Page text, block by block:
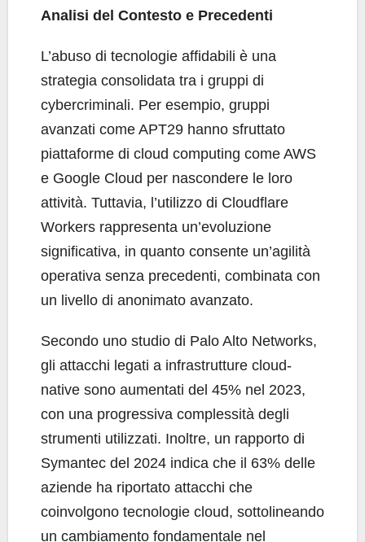
Analisi del Contesto e Precedenti
L’abuso di tecnologie affidabili è una
strategia consolidata tra i gruppi di
cybercriminali. Per esempio, gruppi
avanzati come APT29 hanno sfruttato
piattaforme di cloud computing come AWS
e Google Cloud per nascondere le loro
attività. Tuttavia, l’utilizzo di Cloudflare
Workers rappresenta un’evoluzione
significativa, in quanto consente un’agilità
operativa senza precedenti, combinata con
un livello di anonimato avanzato.
Secondo uno studio di Palo Alto Networks,
gli attacchi legati a infrastrutture cloud-
native sono aumentati del 45% nel 2023,
con una progressiva complessità degli
strumenti utilizzati. Inoltre, un rapporto di
Symantec del 2024 indica che il 63% delle
aziende ha riportato attacchi che
coinvolgono tecnologie cloud, sottolineando
un cambiamento fondamentale nel